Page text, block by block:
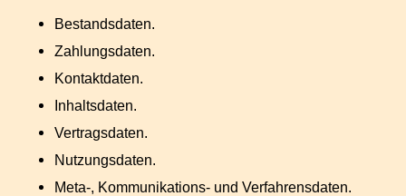
Bestandsdaten.
Zahlungsdaten.
Kontaktdaten.
Inhaltsdaten.
Vertragsdaten.
Nutzungsdaten.
Meta-, Kommunikations- und Verfahrensdaten.